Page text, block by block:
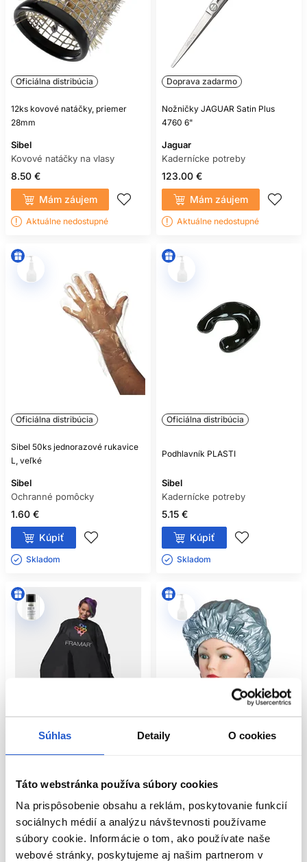
Súhlas Detaily O cookies
Táto webstránka používa súbory cookies
Na prispôsobenie obsahu a reklám, poskytovanie funkcií
sociálnych médií a analýzu návštevnosti používame
súbory cookie. Informácie o tom, ako používate naše
webové stránky, poskytujeme aj našim partnerom v
Oficiálna distribúcia
12ks kovové natáčky, priemer
28mm
Sibel
Kovové natáčky na vlasy
8.50 €
Mám záujem
Aktuálne nedostupné
Doprava zadarmo
Nožničky JAGUAR Satin Plus
4760 6"
Jaguar
Kadernícke potreby
123.00 €
Mám záujem
Aktuálne nedostupné
Oficiálna distribúcia
Sibel 50ks jednorazové rukavice
L, veľké
Sibel
Ochranné pomôcky
1.60 €
Kúpiť
Skladom ㅤ
Oficiálna distribúcia
Podhlavník PLASTI
Sibel
Kadernícke potreby
5.15 €
Kúpiť
Skladom ㅤ
Framar pláštenka na farbenie
Framar
Kadernícke potreby
26.60 €
Čiapka na trvalú Alu-Cap super
Sibel
Kadernícke potreby
7.70 €